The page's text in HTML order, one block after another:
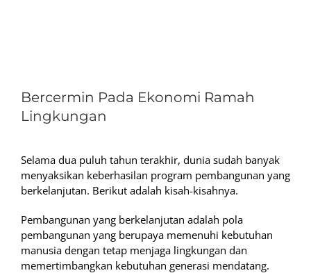
Larger
Image
Bercermin Pada Ekonomi Ramah
Lingkungan
Selama dua puluh tahun terakhir, dunia sudah banyak
menyaksikan keberhasilan program pembangunan yang
berkelanjutan. Berikut adalah kisah-kisahnya.
Pembangunan yang berkelanjutan adalah pola
pembangunan yang berupaya memenuhi kebutuhan
manusia dengan tetap menjaga lingkungan dan
memertimbangkan kebutuhan generasi mendatang.